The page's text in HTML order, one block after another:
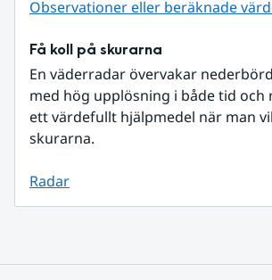
Observationer eller beräknade
Få koll på skurarna
En väderradar övervakar
med hög upplösning i både tid och
ett värdefullt hjälpmedel när man
skurarna.
Radar